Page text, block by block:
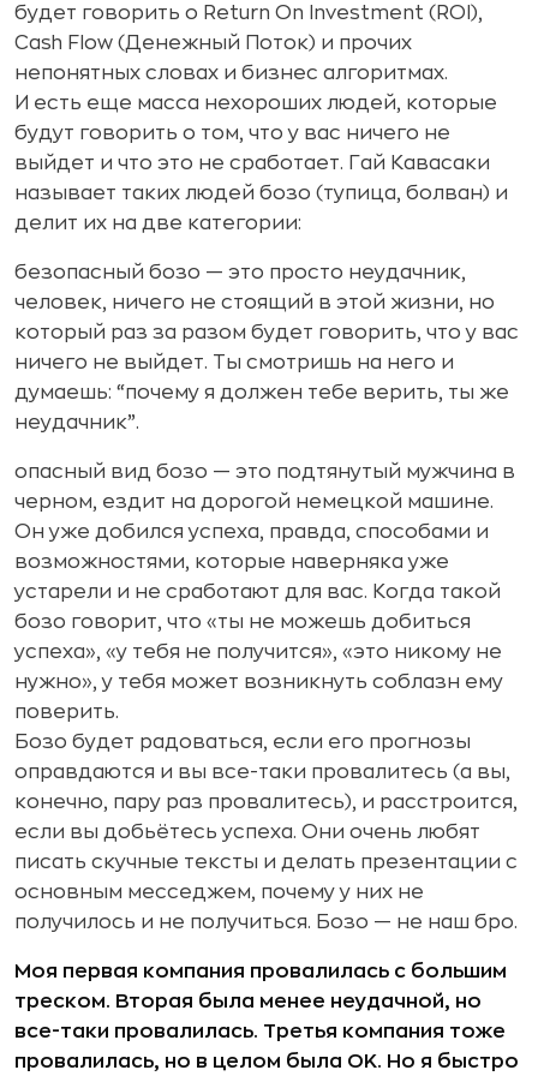
будет говорить о Return On Investment (ROI),
Cash Flow (Денежный Поток) и прочих
непонятных словах и бизнес алгоритмах.
И есть еще масса нехороших людей, которые
будут говорить о том, что у вас ничего не
выйдет и что это не сработает. Гай Кавасаки
называет таких людей бозо (тупица, болван) и
делит их на две категории:
безопасный бозо — это просто неудачник,
человек, ничего не стоящий в этой жизни, но
который раз за разом будет говорить, что у вас
ничего не выйдет. Ты смотришь на него и
думаешь: “почему я должен тебе верить, ты же
неудачник”.
опасный вид бозо — это подтянутый мужчина в
черном, ездит на дорогой немецкой машине.
Он уже добился успеха, правда, способами и
возможностями, которые наверняка уже
устарели и не сработают для вас. Когда такой
бозо говорит, что «ты не можешь добиться
успеха», «у тебя не получится», «это никому не
нужно», у тебя может возникнуть соблазн ему
поверить.
Бозо будет радоваться, если его прогнозы
оправдаются и вы все-таки провалитесь (а вы,
конечно, пару раз провалитесь), и расстроится,
если вы добьётесь успеха. Они очень любят
писать скучные тексты и делать презентации с
основным месседжем, почему у них не
получилось и не получиться. Бозо — не наш бро.
Моя первая компания провалилась с большим
треском. Вторая была менее неудачной, но
все-таки провалилась. Третья компания тоже
провалилась, но в целом была OK. Но я быстро